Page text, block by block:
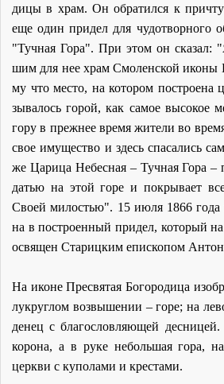
ди­цы в храм. Он об­ра­тил­ся к при­чту
еще один при­дел для чу­до­твор­но­го
"Туч­ная Го­ра". При этом он
шим для нее храм Смо­лен­ской
му что ме­сто, на ко­то­ром по­стро­е­на
зы­ва­лось го­рой, как са­мое вы­со­кое
го­ру в преж­нее вре­мя жи­те­ли во
свое иму­ще­ство и здесь спа­са­лись
же Ца­ри­ца Небес­ная – Туч­ная Го­ра –
да­тью на этой го­ре и по­кры­ва­ет
Сво­ей ми­ло­стью". 15 июля 1866 го­да
на в по­стро­ен­ный при­дел, ко­то­рый
освя­щен Ста­риц­ким епи­ско­пом
На иконе Пре­свя­тая Бо­го­ро­ди­ца
лу­круг­лом воз­вы­ше­нии – го­ре; на
де­нец с бла­го­слов­ля­ю­щей
ко­ро­на, а в ру­ке неболь­шая го­ра,
церк­ви с ку­по­ла­ми и кре­ста­ми.